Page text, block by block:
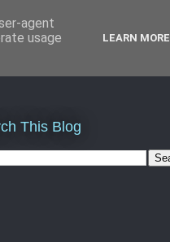
This Blog
agent
usage
LEARN MORE